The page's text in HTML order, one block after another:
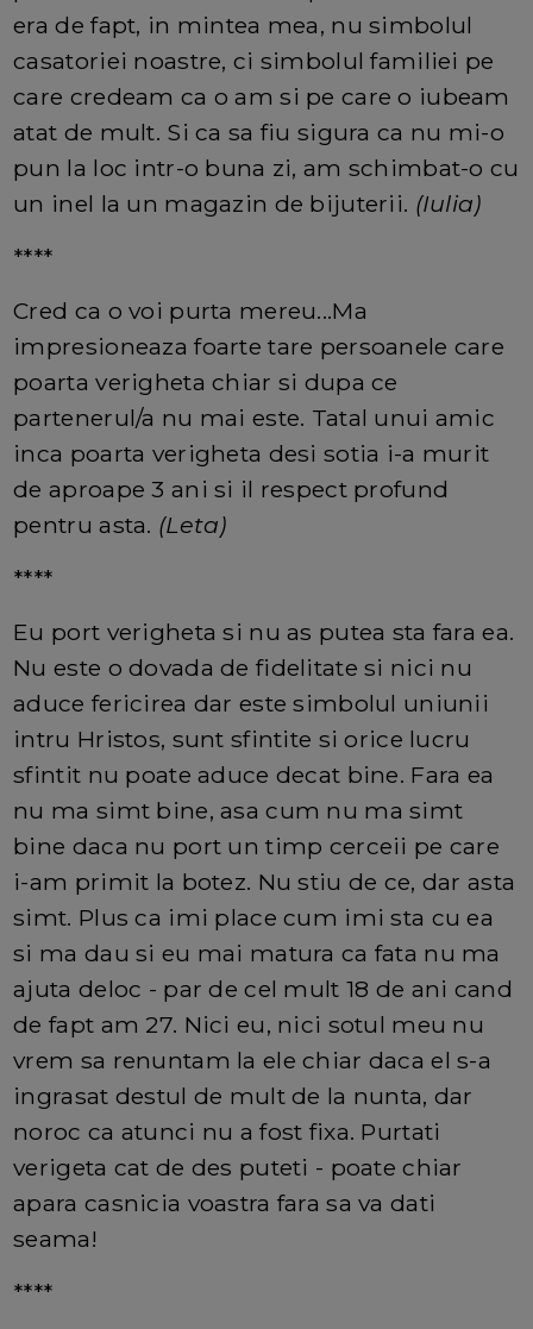
era de fapt, in mintea mea, nu simbolul
casatoriei noastre, ci simbolul familiei pe
care credeam ca o am si pe care o iubeam
atat de mult. Si ca sa fiu sigura ca nu mi-o
pun la loc intr-o buna zi, am schimbat-o cu
un inel la un magazin de bijuterii. (Iulia)
****
Cred ca o voi purta mereu...Ma
impresioneaza foarte tare persoanele care
poarta verigheta chiar si dupa ce
partenerul/a nu mai este. Tatal unui amic
inca poarta verigheta desi sotia i-a murit
de aproape 3 ani si il respect profund
pentru asta. (Leta)
****
Eu port verigheta si nu as putea sta fara ea.
Nu este o dovada de fidelitate si nici nu
aduce fericirea dar este simbolul uniunii
intru Hristos, sunt sfintite si orice lucru
sfintit nu poate aduce decat bine. Fara ea
nu ma simt bine, asa cum nu ma simt
bine daca nu port un timp cerceii pe care
i-am primit la botez. Nu stiu de ce, dar asta
simt. Plus ca imi place cum imi sta cu ea
si ma dau si eu mai matura ca fata nu ma
ajuta deloc - par de cel mult 18 de ani cand
de fapt am 27. Nici eu, nici sotul meu nu
vrem sa renuntam la ele chiar daca el s-a
ingrasat destul de mult de la nunta, dar
noroc ca atunci nu a fost fixa. Purtati
verigeta cat de des puteti - poate chiar
apara casnicia voastra fara sa va dati
seama!
****